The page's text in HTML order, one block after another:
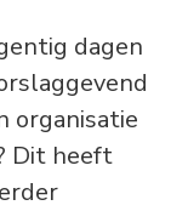
dagen
organisatie
Dit heeft